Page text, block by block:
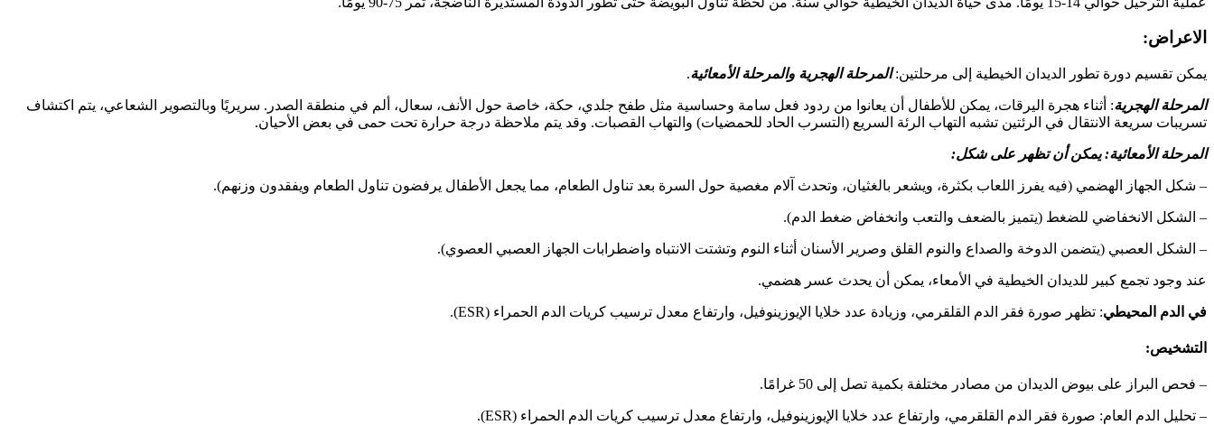
الاعراض:
يمكن تقسيم دورة تطور الديدان الخيطية إلى مرحلتين:المرحلة الهجرية والمرحلة الأمعائية.
المرحلة الهجرية: أثناء هجرة اليرقات، يمكن للأطفال أن يعانوا من ردود فعل سامة وحساسية مثل طفح جلدي، حكة، خاصة حول الأنف، سعال، ألم في منطقة الصدر. سريريًا وبالتصوير الشعاعي، يتم اكتشاف
تسريبات سريعة الانتقال في الرئتين تشبه التهاب الرئة السريع (التسرب الحاد للحمضيات) والتهاب القصبات. وقد يتم ملاحظة درجة حرارة تحت حمى في بعض الأحيان.
المرحلة الأمعائية: يمكن أن تظهر على شكل:
– شكل الجهاز الهضمي (فيه يفرز اللعاب بكثرة، ويشعر بالغثيان، وتحدث آلام مغصية حول السرة بعد تناول الطعام، مما يجعل الأطفال يرفضون تناول الطعام ويفقدون وزنهم).
– الشكل الانخفاضي للضغط (يتميز بالضعف والتعب وانخفاض ضغط الدم).
– الشكل العصبي (يتضمن الدوخة والصداع والنوم القلق وصرير الأسنان أثناء النوم وتشتت الانتباه واضطرابات الجهاز العصبي العصوي).
عند وجود تجمع كبير للديدان الخيطية في الأمعاء، يمكن أن يحدث عسر هضمي.
في الدم المحيطي: تظهر صورة فقر الدم القلقرمي، وزيادة عدد خلايا الإيوزينوفيل، وارتفاع معدل ترسيب كريات الدم الحمراء (ESR).
التشخيص:
– فحص البراز على بيوض الديدان من مصادر مختلفة بكمية تصل إلى 50 غرامًا.
– تحليل الدم العام: صورة فقر الدم القلقرمي، وارتفاع عدد خلايا الإيوزينوفيل، وارتفاع معدل ترسيب كريات الدم الحمراء (ESR).